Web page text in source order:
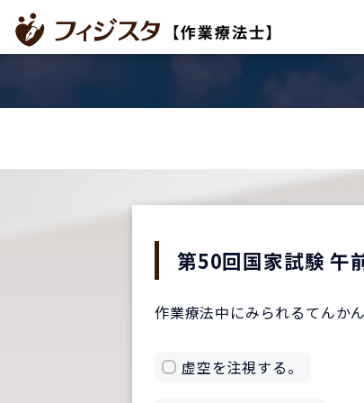
第50回国家試験 午
作業療法中にみられるてんか
虚空を注視する。